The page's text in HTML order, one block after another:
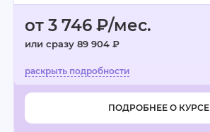
от 3 746 ₽/мес.
или сразу 89 904 ₽
ПОДРОБНЕЕ О КУРСЕ